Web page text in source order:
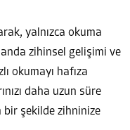
yalnızca okuma
zihinsel gelişimi ve
okumayı hafıza
daha uzun süre
bir şekilde zihninize